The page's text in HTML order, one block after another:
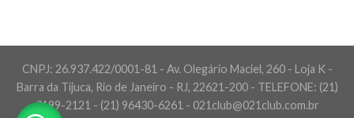
CNPJ: 26.937.422/0001-81 - Av. Olegário Maciel, 260 - Loja K -
Barra da Tijuca, Rio de Janeiro - RJ, 22621-200 - TELEFONE: (21)
3199-2121 - (21) 96430-6261 - 021club@021club.com.br